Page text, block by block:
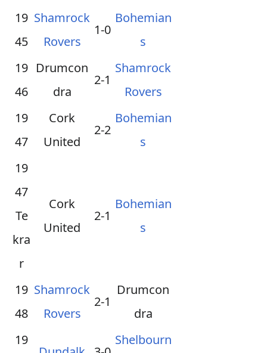
19
45
Shamrock
Rovers
1-0
Bohemian
s
19
46
Drumcon
dra
2-1
Shamrock
Rovers
19
47
Cork
United
2-2
Bohemian
s
19
47
Te
kra
r
Cork
United
2-1
Bohemian
s
19
48
Shamrock
Rovers
2-1
Drumcon
dra
19
Shelbourn